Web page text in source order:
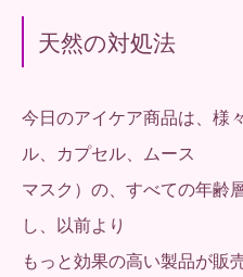
天然の対処法
今日のアイケア商品は、様
ル、カプセル、ムース
マスク）の、すべての年齢
し、以前より
もっと効果の高い製品が販